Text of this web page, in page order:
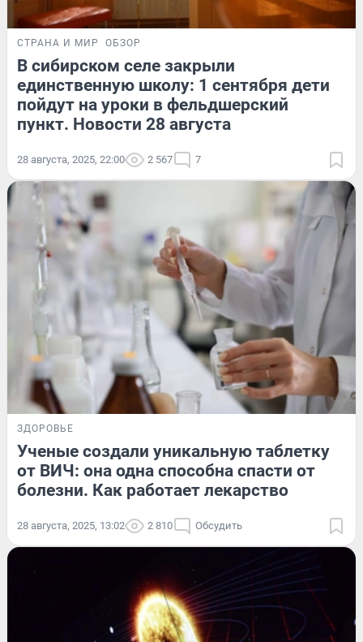
СТРАНА И МИР ОБЗОР
В сибирском селе закрыли
единственную школу: 1 сентября дети
пойдут на уроки в фельдшерский
пункт. Новости 28 августа
28 августа, 2025, 22:00 2 567 7
ЗДОРОВЬЕ
Ученые создали уникальную таблетку
от ВИЧ: она одна способна спасти от
болезни. Как работает лекарство
28 августа, 2025, 13:02 2 810 Обсудить